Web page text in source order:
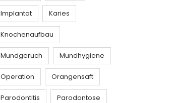
Implantat Karies
Knochenaufbau
Mundgeruch Mundhygiene
Operation Orangensaft
Parodontitis Parodontose